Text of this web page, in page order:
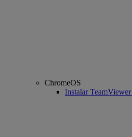
ChromeOS
Instalar